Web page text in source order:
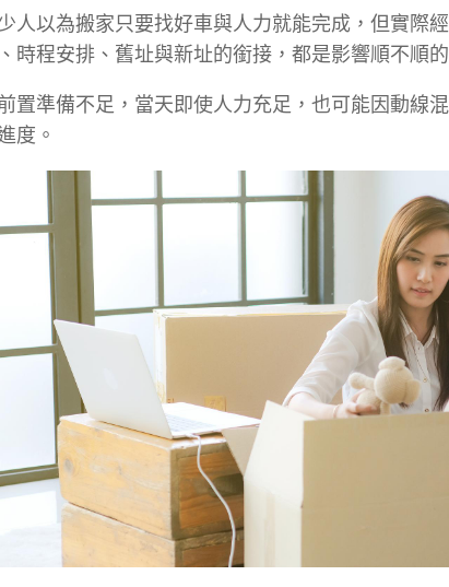
人以為搬家只要找好車與人力就能完成，但實際
時程安排、舊址與新址的銜接，都是影響順不順的
置準備不足，當天即使人力充足，也可能因動線
度。